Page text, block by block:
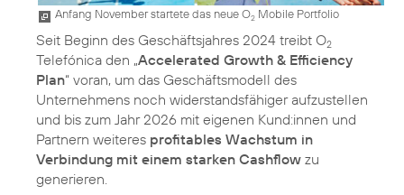
Anfang November startete das neue O2 Mobile Portfolio
Seit Beginn des Geschäftsjahres 2024 treibt O2
Telefónica den „Accelerated Growth & Efficiency
Plan“ voran, um das Geschäftsmodell des
Unternehmens noch widerstandsfähiger aufzustellen
und bis zum Jahr 2026 mit eigenen Kund:innen und
Partnern weiteres profitables Wachstum in
Verbindung mit einem starken Cashflow zu
generieren.